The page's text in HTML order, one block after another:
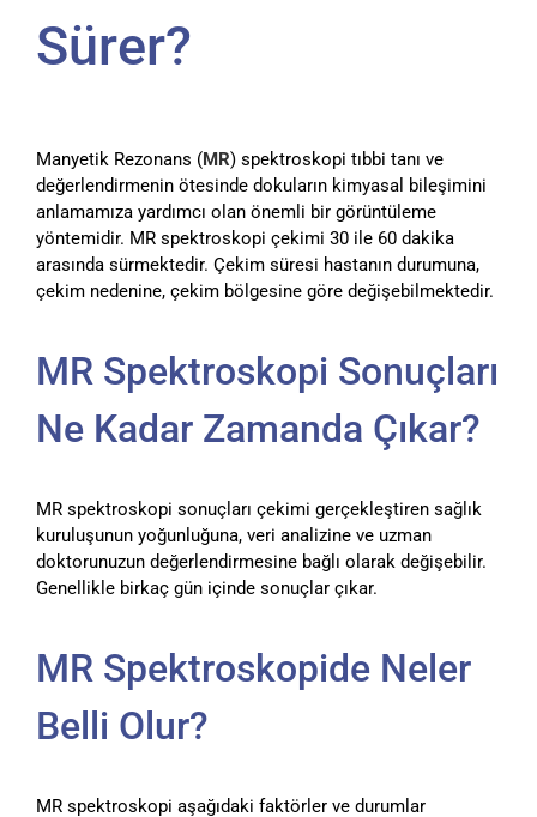
Sürer?
Manyetik Rezonans (MR) spektroskopi tıbbi tanı ve
değerlendirmenin ötesinde dokuların kimyasal bileşimini
anlamamıza yardımcı olan önemli bir görüntüleme
yöntemidir. MR spektroskopi çekimi 30 ile 60 dakika
arasında sürmektedir. Çekim süresi hastanın durumuna,
çekim nedenine, çekim bölgesine göre değişebilmektedir.
MR Spektroskopi Sonuçları
Ne Kadar Zamanda Çıkar?
MR spektroskopi sonuçları çekimi gerçekleştiren sağlık
kuruluşunun yoğunluğuna, veri analizine ve uzman
doktorunuzun değerlendirmesine bağlı olarak değişebilir.
Genellikle birkaç gün içinde sonuçlar çıkar.
MR Spektroskopide Neler
Belli Olur?
MR spektroskopi aşağıdaki faktörler ve durumlar